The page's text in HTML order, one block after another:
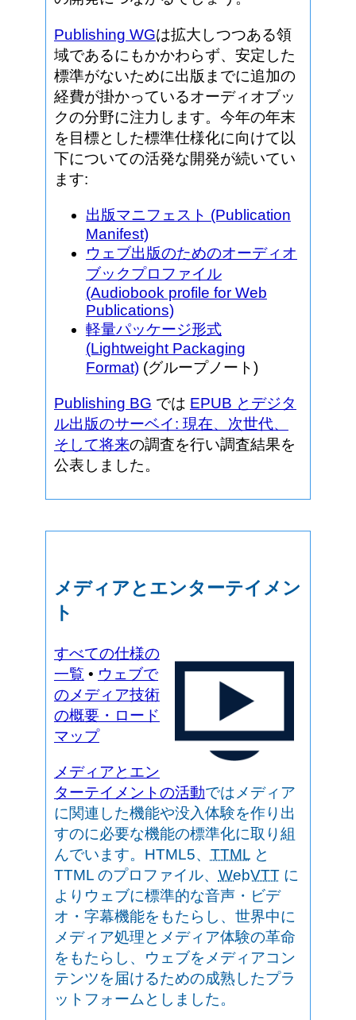
Publishing WGは拡大しつつある領
域であるにもかかわらず、安定した
標準がないために出版までに追加の
経費が掛かっているオーディオブッ
クの分野に注力します。今年の年末
を目標とした標準仕様化に向けて以
下についての活発な開発が続いてい
ます:
出版マニフェスト (Publication
Manifest)
ウェブ出版のためのオーディオ
ブックプロファイル
(Audiobook profile for Web
Publications)
軽量パッケージ形式
(Lightweight Packaging
Format)(グループノート)
Publishing BG では EPUB とデジタ
ル出版のサーベイ: 現在、次世代、
そして将来の調査を行い調査結果を
公表しました。
メディアとエンターテイメン
ト
すべての仕様の
一覧 • ウェブで
のメディア技術
の概要・ロード
マップ
メディアとエン
ターテイメントの活動ではメディア
に関連した機能や没入体験を作り出
すのに必要な機能の標準化に取り組
んでいます。HTML5、 TTMLと
TTML のプロファイル、 WebVTTに
よりウェブに標準的な音声・ビデ
オ・字幕機能をもたらし、世界中に
メディア処理とメディア体験の革命
をもたらし、ウェブをメディアコン
テンツを届けるための成熟したプラ
ットフォームとしました。